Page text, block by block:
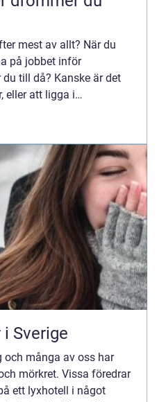
mest av allt? När du
på jobbet inför
till då? Kanske är det
eller att ligga i
sol...
Sverige
och många av oss har
mörkret. Vissa föredrar
ett lyxhotell i något